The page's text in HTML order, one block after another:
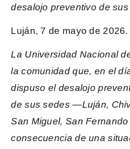
desalojo preventivo de
Luján, 7 de mayo de 2026.
La Universidad Nacional
la comunidad que, en el
dispuso el desalojo
de sus sedes —Luján,
San Miguel, San
consecuencia de una